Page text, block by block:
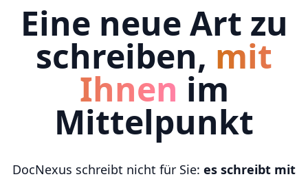
Eine neue Art zu
schreiben, mit
Ihnen im
Mittelpunkt
DocNexus schreibt nicht für Sie: es schreibt mit